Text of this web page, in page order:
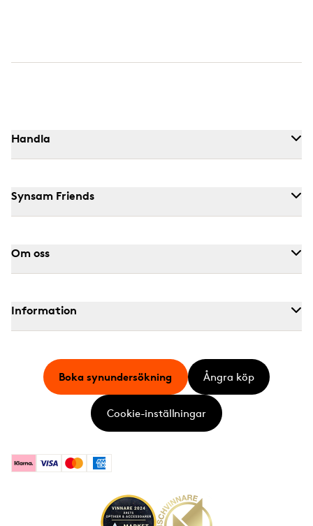
Handla
Synsam Friends
Om oss
Information
KlarnaVisa MastercardAmerican Express
Boka synundersökning Ångra köp
Cookie-inställningar